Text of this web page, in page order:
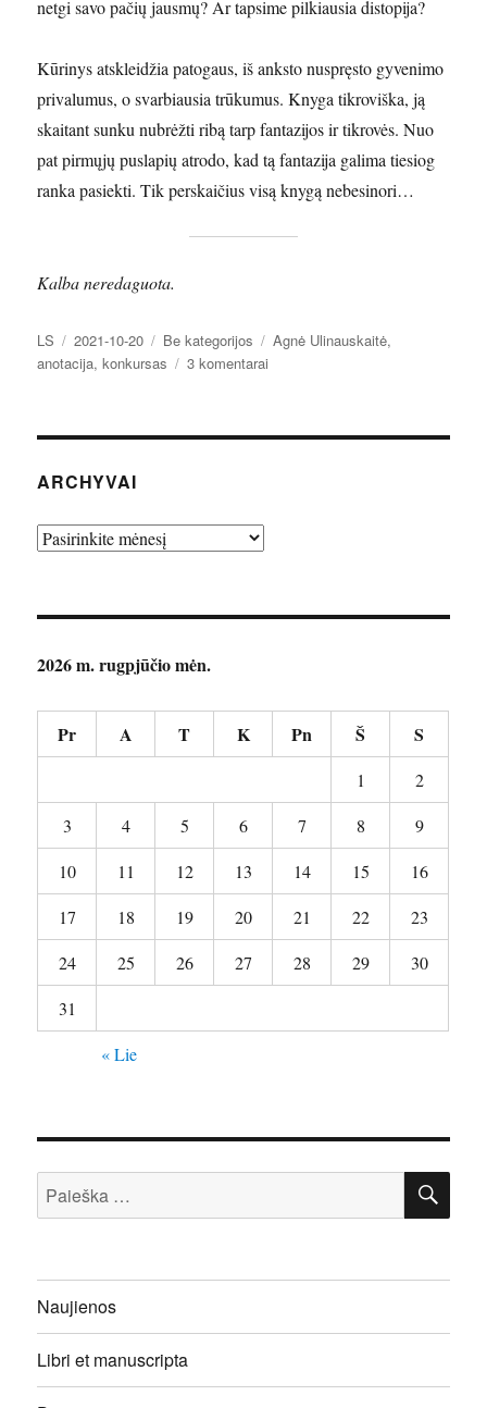
netgi savo pačių jausmų? Ar tapsime pilkiausia distopija?
Kūrinys atskleidžia patogaus, iš anksto nuspręsto gyvenimo
privalumus, o svarbiausia trūkumus. Knyga tikroviška, ją
skaitant sunku nubrėžti ribą tarp fantazijos ir tikrovės. Nuo
pat pirmųjų puslapių atrodo, kad tą fantazija galima tiesiog
ranka pasiekti. Tik perskaičius visą knygą nebesinori…
Kalba neredaguota.
Autorius
LS Paskelbta
2021-10-20 Kategorijos
Be kategorijos Žymos
Agnė Ulinauskaitė,
anotacija,konkursas 3 komentarai
ARCHYVAI
Archyvai
2026 m. rugpjūčio mėn.
Pr A T K Pn Š S
1
2
3
4 5 6 7 8
9
10
11 12 13 14 15
16
17
18 19 20 21 22
23
24
25 26 27 28 29
30
31
« Lie
Ieškoti:
Naujienos
Libri et manuscripta